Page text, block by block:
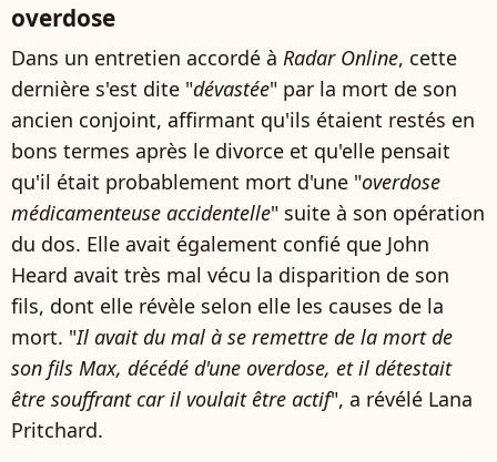
overdose
Dans un entretien accordé à Radar Online, cette
dernière s'est dite "dévastée" par la mort de son
ancien conjoint, affirmant qu'ils étaient restés en
bons termes après le divorce et qu'elle pensait
qu'il était probablement mort d'une "overdose
médicamenteuse accidentelle" suite à son opération
du dos. Elle avait également confié que John
Heard avait très mal vécu la disparition de son
fils, dont elle révèle selon elle les causes de la
mort. "Il avait du mal à se remettre de la mort de
son fils Max, décédé d'une overdose, et il détestait
être souffrant car il voulait être actif", a révélé Lana
Pritchard.